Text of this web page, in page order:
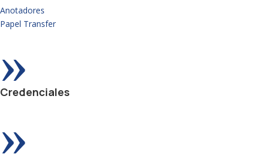
Anotadores
Papel Transfer
»
Credenciales
»